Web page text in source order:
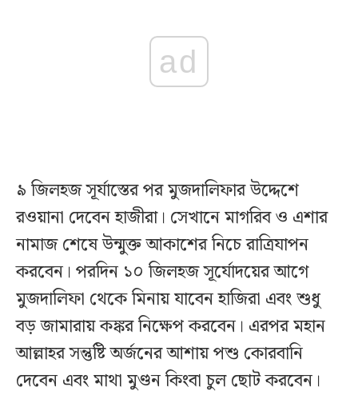
ad
৯ জিলহজ সূর্যাস্তের পর মুজদালিফার উদ্দেশে
রওয়ানা দেবেন হাজীরা। সেখানে মাগরিব ও এশার
নামাজ শেষে উন্মুক্ত আকাশের নিচে রাত্রিযাপন
করবেন। পরদিন ১০ জিলহজ সূর্যোদয়ের আগে
মুজদালিফা থেকে মিনায় যাবেন হাজিরা এবং শুধু
বড় জামারায় কঙ্কর নিক্ষেপ করবেন। এরপর মহান
আল্লাহর সন্তুষ্টি অর্জনের আশায় পশু কোরবানি
দেবেন এবং মাথা মুণ্ডন কিংবা চুল ছোট করবেন।